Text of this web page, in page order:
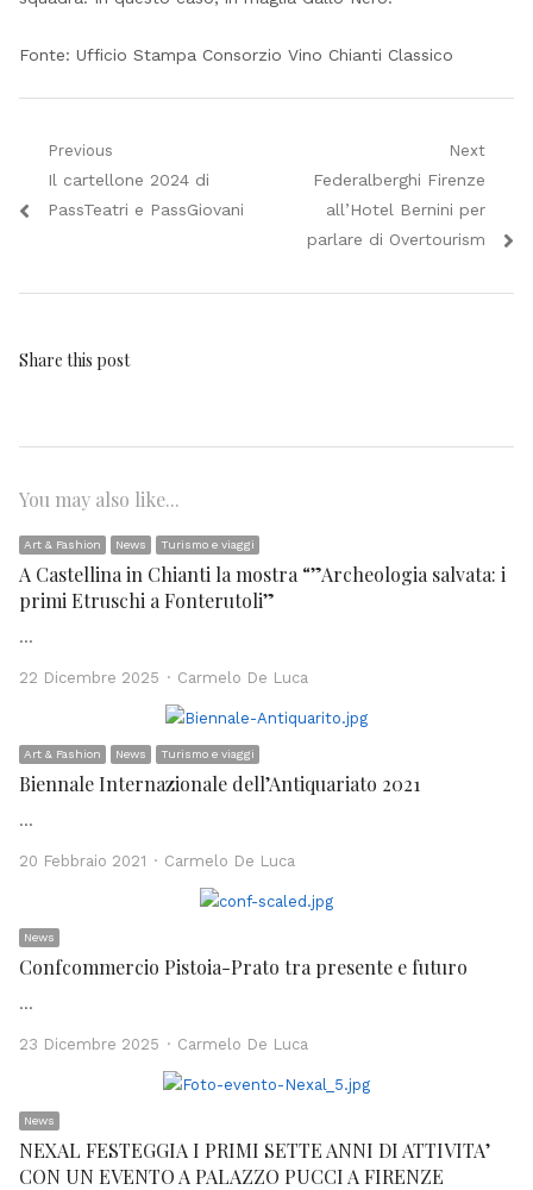
Fonte: Ufficio Stampa Consorzio Vino Chianti Classico
Navigazione
articoli
Previous
Previous
post:
Il cartellone 2024 di
PassTeatri e PassGiovani
Next
Next
post:
Federalberghi Firenze
all’Hotel Bernini per
parlare di Overtourism
Share this post
You may also like...
Art & Fashion News Turismo e viaggi
A Castellina in Chianti la mostra “”Archeologia salvata: i
primi Etruschi a Fonterutoli”
…
22 Dicembre 2025 Author
Carmelo De Luca
Art & Fashion News Turismo e viaggi
Biennale Internazionale dell’Antiquariato 2021
…
20 Febbraio 2021 Author
Carmelo De Luca
News
Confcommercio Pistoia-Prato tra presente e futuro
…
23 Dicembre 2025 Author
Carmelo De Luca
News
NEXAL FESTEGGIA I PRIMI SETTE ANNI DI ATTIVITA’
CON UN EVENTO A PALAZZO PUCCI A FIRENZE